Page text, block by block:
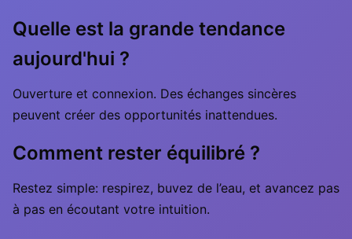
Quelle est la grande tendance
aujourd'hui ?
Ouverture et connexion. Des échanges sincères
peuvent créer des opportunités inattendues.
Comment rester équilibré ?
Restez simple: respirez, buvez de l’eau, et avancez pas
à pas en écoutant votre intuition.